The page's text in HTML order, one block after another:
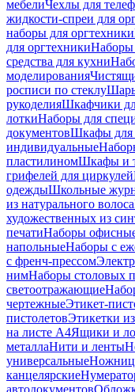
мебелиЧехлы для
жидкости-спреи для
наборы для оргтехники
для оргтехникиНаборы
средства для кухни
моделирования
росписи по стеклу
рукоделияШкафчики
лоткиНаборы для
документовШкафы для
индивидуальные
пластилиномШкафы и
грифелей для циркулей
одеждыШкольные
из натурального волоса
художественных из
печатиНаборы
напольныеНаборы с
с френч-прессом
нимНаборы столовых
светоотражающие
чертежныеЭтикет-
пистолетовЭтикетки
на листе А4Ящики и
металлаНити и ленты
универсальные
канцелярские
автодокументов